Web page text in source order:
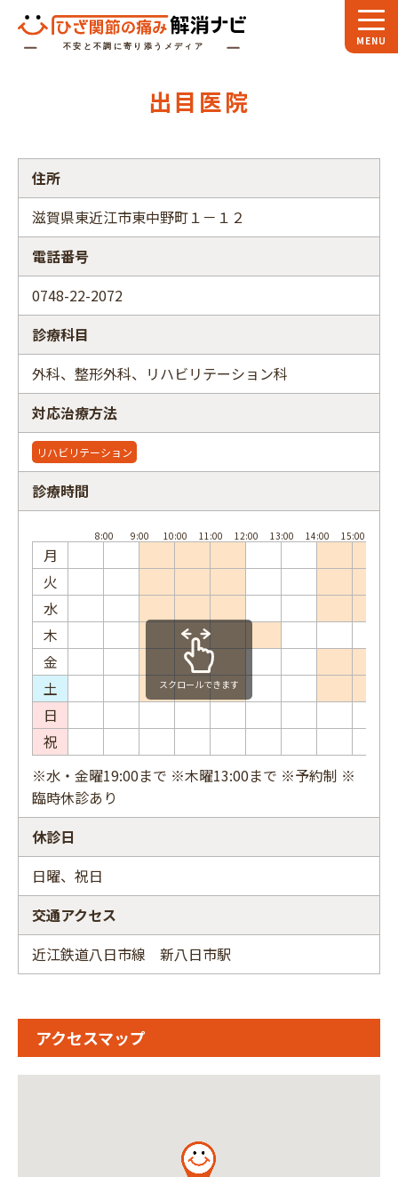
スペシャル対談
お役立ちコラム
専門家インタビュー
出目医院
住所
滋賀県東近江市東中野町１－１２
電話番号
0748-22-2072
診療科目
外科、整形外科、リハビリテーション科
対応治療方法
リハビリテーション
診療時間
月
火
水
木
金
土
日
祝
スクロールできます
※水・金曜19:00まで ※木曜13:00まで ※予約制 ※
臨時休診あり
休診日
日曜、祝日
交通アクセス
近江鉄道八日市線 新八日市駅
アクセスマップ